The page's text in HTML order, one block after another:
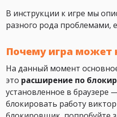
В инструкции к игре мы
разного рода проблемами,
Почему игра может
На данный момент
это расширение по
установленное в браузере
блокировать работу